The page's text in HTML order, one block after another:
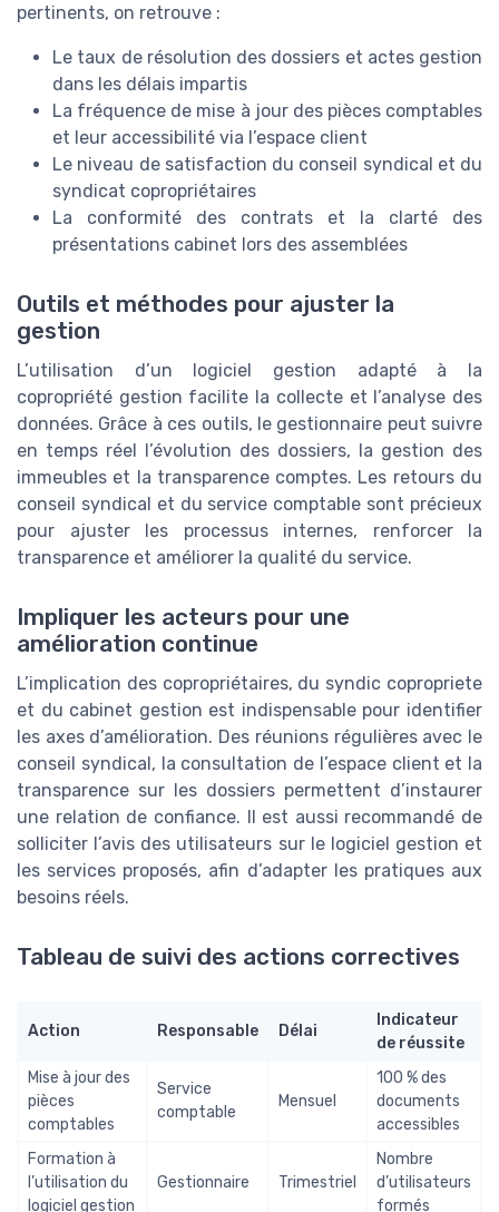
pertinents, on retrouve :
Le taux de résolution des dossiers et actes gestion
dans les délais impartis
La fréquence de mise à jour des pièces comptables
et leur accessibilité via l’espace client
Le niveau de satisfaction du conseil syndical et du
syndicat copropriétaires
La conformité des contrats et la clarté des
présentations cabinet lors des assemblées
Outils et méthodes pour ajuster la
gestion
L’utilisation d’un logiciel gestion adapté à la
copropriété gestion facilite la collecte et l’analyse des
données. Grâce à ces outils, le gestionnaire peut suivre
en temps réel l’évolution des dossiers, la gestion des
immeubles et la transparence comptes. Les retours du
conseil syndical et du service comptable sont précieux
pour ajuster les processus internes, renforcer la
transparence et améliorer la qualité du service.
Impliquer les acteurs pour une
amélioration continue
L’implication des copropriétaires, du syndic copropriete
et du cabinet gestion est indispensable pour identifier
les axes d’amélioration. Des réunions régulières avec le
conseil syndical, la consultation de l’espace client et la
transparence sur les dossiers permettent d’instaurer
une relation de confiance. Il est aussi recommandé de
solliciter l’avis des utilisateurs sur le logiciel gestion et
les services proposés, afin d’adapter les pratiques aux
besoins réels.
Tableau de suivi des actions correctives
Action Responsable Délai
Indicateur
de réussite
Mise à jour des
pièces
comptables
Service
comptable
Mensuel
100 % des
documents
accessibles
Formation à
l’utilisation du
logiciel gestion
Gestionnaire Trimestriel
Nombre
d’utilisateurs
formés